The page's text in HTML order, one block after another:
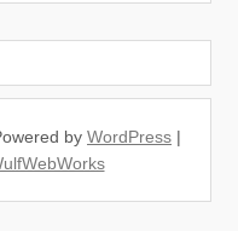
by WordPress |